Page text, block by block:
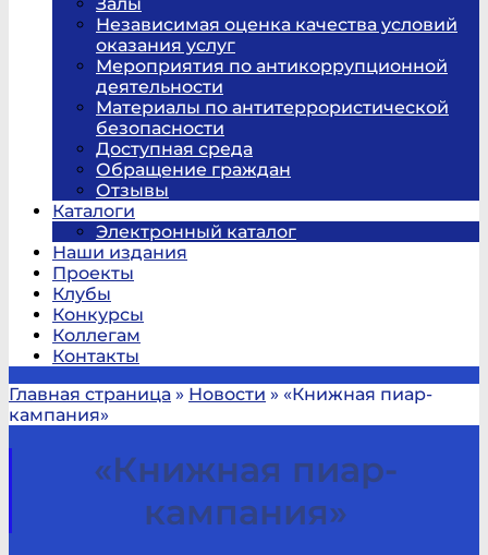
Независимая оценка качества условий
оказания услуг
Мероприятия по антикоррупционной
деятельности
Материалы по антитеррористической
безопасности
Доступная среда
Обращение граждан
Отзывы
Каталоги
Электронный каталог
Наши издания
Проекты
Клубы
Конкурсы
Коллегам
Контакты
Главная страница » Новости » «Книжная пиар-
кампания»
«Книжная пиар-
кампания»